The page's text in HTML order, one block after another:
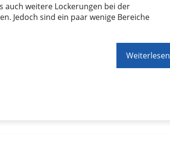
auch weitere Lockerungen bei der
Jedoch sind ein paar wenige Bereiche
Weiterlesen